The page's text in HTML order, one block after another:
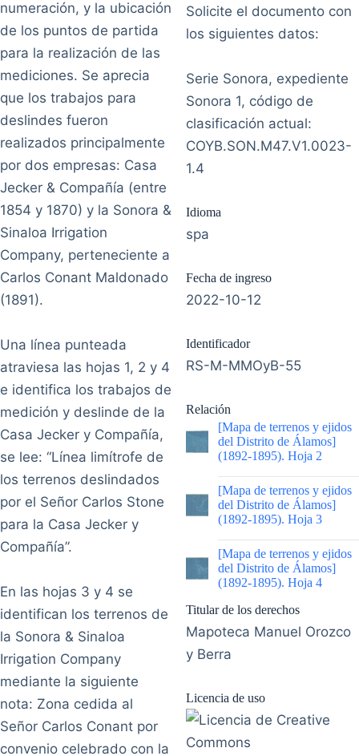
numeración, y la ubicación
de los puntos de partida
para la realización de las
mediciones. Se aprecia
que los trabajos para
deslindes fueron
realizados principalmente
por dos empresas: Casa
Jecker & Compañía (entre
1854 y 1870) y la Sonora &
Sinaloa Irrigation
Company, perteneciente a
Carlos Conant Maldonado
(1891).
Una línea punteada
atraviesa las hojas 1, 2 y 4
e identifica los trabajos de
medición y deslinde de la
Casa Jecker y Compañía,
se lee: “Línea limítrofe de
los terrenos deslindados
por el Señor Carlos Stone
para la Casa Jecker y
Compañía”.
En las hojas 3 y 4 se
identifican los terrenos de
la Sonora & Sinaloa
Irrigation Company
mediante la siguiente
nota: Zona cedida al
Señor Carlos Conant por
convenio celebrado con la
Solicite el documento con
los siguientes datos:
Serie Sonora, expediente
Sonora 1, código de
clasificación actual:
COYB.SON.M47.V1.0023-
1.4
Idioma
spa
Fecha de ingreso
2022-10-12
Identificador
RS-M-MMOyB-55
Relación
[Mapa de terrenos y ejidos
del Distrito de Álamos]
(1892-1895). Hoja 2
|
[Mapa de terrenos y ejidos
del Distrito de Álamos]
(1892-1895). Hoja 3
|
[Mapa de terrenos y ejidos
del Distrito de Álamos]
(1892-1895). Hoja 4
Titular de los derechos
Mapoteca Manuel Orozco
y Berra
Licencia de uso